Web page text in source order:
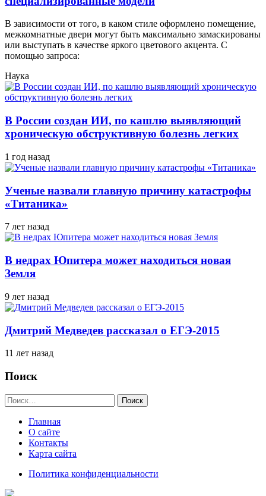
В зависимости от того, в каком стиле оформлено помещение,
межкомнатные двери могут быть максимально замаскированы
или выступать в качестве яркого цветового акцента. С
помощью запроса:
Наука
В России создан ИИ, по кашлю выявляющий
хроническую обструктивную болезнь легких
1 год назад
Ученые назвали главную причину катастрофы
«Титаника»
7 лет назад
В недрах Юпитера может находиться новая
Земля
9 лет назад
Дмитрий Медведев рассказал о ЕГЭ-2015
11 лет назад
Поиск
Найти:
Главная
О сайте
Контакты
Карта сайта
Политика конфиденциальности